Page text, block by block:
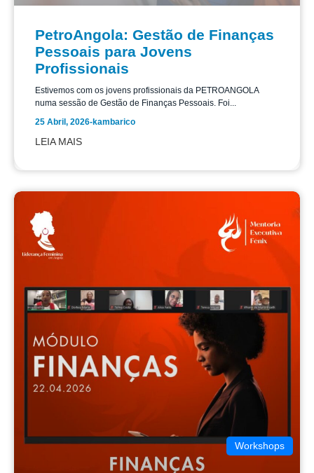
PetroAngola: Gestão de Finanças
Pessoais para Jovens
Profissionais
Estivemos com os jovens profissionais da PETROANGOLA
numa sessão de Gestão de Finanças Pessoais. Foi...
25 Abril, 2026-kambarico
LEIA MAIS
Workshops